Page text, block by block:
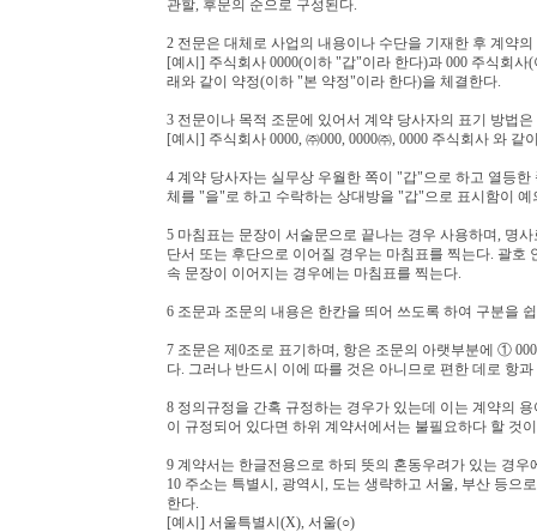
관할, 후문의 순으로 구성된다.
2 전문은 대체로 사업의 내용이나 수단을 기재한 후 계약
[예시] 주식회사 0000(이하 "갑"이라 한다)과 000 주식회
래와 같이 약정(이하 "본 약정"이라 한다)을 체결한다.
3 전문이나 목적 조문에 있어서 계약 당사자의 표기 방법
[예시] 주식회사 0000, ㈜000, 0000㈜, 0000 주식회사 와
4 계약 당사자는 실무상 우월한 쪽이 "갑"으로 하고 열등
체를 "을"로 하고 수락하는 상대방을 "갑"으로 표시함이 예
5 마침표는 문장이 서술문으로 끝나는 경우 사용하며, 명
단서 또는 후단으로 이어질 경우는 마침표를 찍는다. 괄
속 문장이 이어지는 경우에는 마침표를 찍는다.
6 조문과 조문의 내용은 한칸을 띄어 쓰도록 하여 구분을
7 조문은 제0조로 표기하며, 항은 조문의 아랫부분에 ①
다. 그러나 반드시 이에 따를 것은 아니므로 편한 데로 항
8 정의규정을 간혹 규정하는 경우가 있는데 이는 계약의
이 규정되어 있다면 하위 계약서에서는 불필요하다 할 것
9 계약서는 한글전용으로 하되 뜻의 혼동우려가 있는 경우
10 주소는 특별시, 광역시, 도는 생략하고 서울, 부산 등으
한다.
[예시] 서울특별시(X), 서울(○)